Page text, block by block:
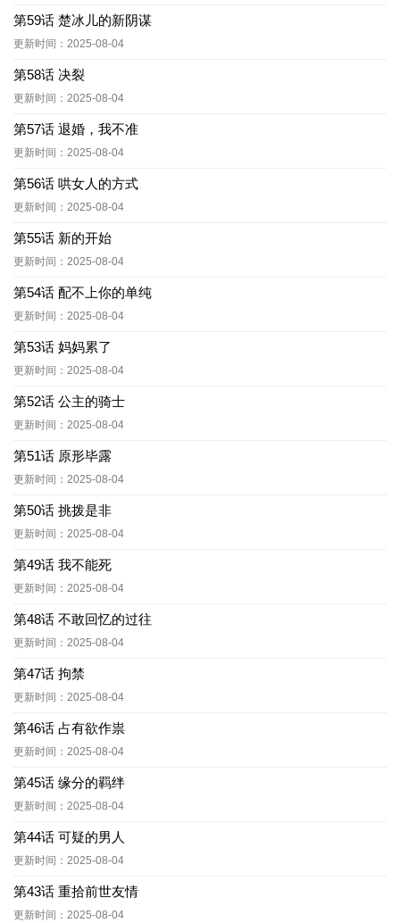
第59话 楚冰儿的新阴谋
更新时间：2025-08-04
第58话 决裂
更新时间：2025-08-04
第57话 退婚，我不准
更新时间：2025-08-04
第56话 哄女人的方式
更新时间：2025-08-04
第55话 新的开始
更新时间：2025-08-04
第54话 配不上你的单纯
更新时间：2025-08-04
第53话 妈妈累了
更新时间：2025-08-04
第52话 公主的骑士
更新时间：2025-08-04
第51话 原形毕露
更新时间：2025-08-04
第50话 挑拨是非
更新时间：2025-08-04
第49话 我不能死
更新时间：2025-08-04
第48话 不敢回忆的过往
更新时间：2025-08-04
第47话 拘禁
更新时间：2025-08-04
第46话 占有欲作祟
更新时间：2025-08-04
第45话 缘分的羁绊
更新时间：2025-08-04
第44话 可疑的男人
更新时间：2025-08-04
第43话 重拾前世友情
更新时间：2025-08-04